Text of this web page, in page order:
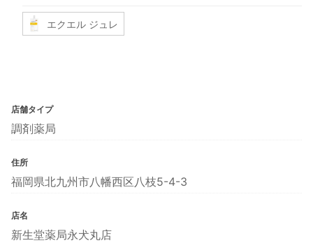
エクエル ジュレ
店舗タイプ
調剤薬局
住所
福岡県北九州市八幡西区八枝5-4-3
店名
新生堂薬局永犬丸店